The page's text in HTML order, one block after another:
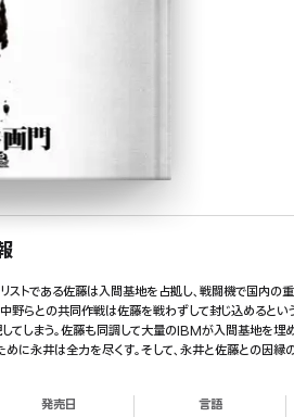
ストである佐藤は入間基地を占拠し、戦闘機で国内
中野らとの共同作戦は佐藤を戦わずして封じ込める
てしまう。佐藤も同調して大量のIBMが入間基地を埋
に永井は全力を尽くす。そして、永井と佐藤との因
発売日 言語